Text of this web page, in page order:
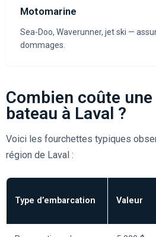
Motomarine
Sea-Doo, Waverunner, jet ski —
dommages.
Combien coûte
bateau à Laval ?
Voici les fourchettes typiques
région de Laval :
Type d’embarcation Valeur